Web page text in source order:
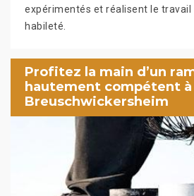
expérimentés et réalisent le travail
habileté.
Profitez la main d’un
hautement compétent à
Breuschwickersheim